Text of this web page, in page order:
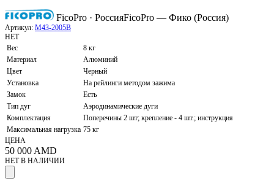
FicoPro · РоссияFicoPro — Фико (Россия)
Артикул: M43-2005B
НЕТ
Вес
8 кг
Материал
Алюминий
Цвет
Черный
Установка
На рейлинги методом зажима
Замок
Есть
Тип дуг
Аэродинамические дуги
Комплектация
Поперечины 2 шт; крепление - 4 шт.; инструкция
Максимальная нагрузка 75 кг
ЦЕНА
50 000 AMD
НЕТ В НАЛИЧИИ